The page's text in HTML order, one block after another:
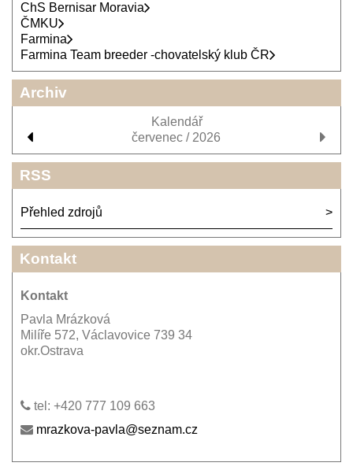
ChS Bernisar Moravia
ČMKU
Farmina
Farmina Team breeder -chovatelský klub ČR
Archiv
Kalendář
červenec / 2026
RSS
Přehled zdrojů
Kontakt
Kontakt
Pavla Mrázková
Milíře 572, Václavovice 739 34
okr.Ostrava
tel: +420 777 109 663
mrazkova-pavla@seznam.cz